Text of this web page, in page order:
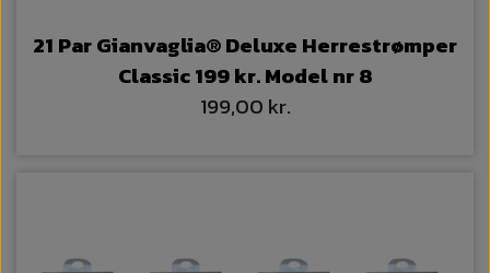
21 Par Gianvaglia® Deluxe Herrestrømper
Classic 199 kr. Model nr 8
199,00 kr.